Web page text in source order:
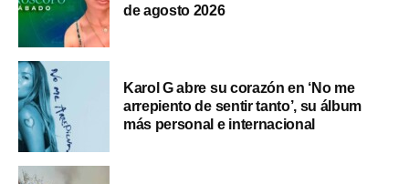
de agosto 2026
Karol G abre su corazón en ‘No me
arrepiento de sentir tanto’, su álbum
más personal e internacional